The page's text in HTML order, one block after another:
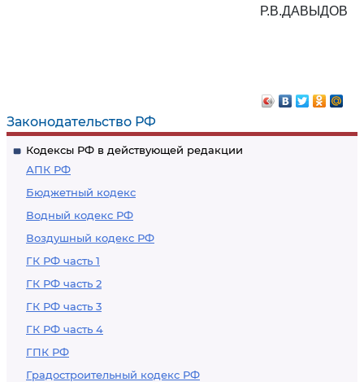
Законодательство РФ
Кодексы РФ в действующей редакции
АПК РФ
Бюджетный кодекс
Водный кодекс РФ
Воздушный кодекс РФ
ГК РФ часть 1
ГК РФ часть 2
ГК РФ часть 3
ГК РФ часть 4
ГПК РФ
Градостроительный кодекс РФ
Р.В.ДАВЫДОВ